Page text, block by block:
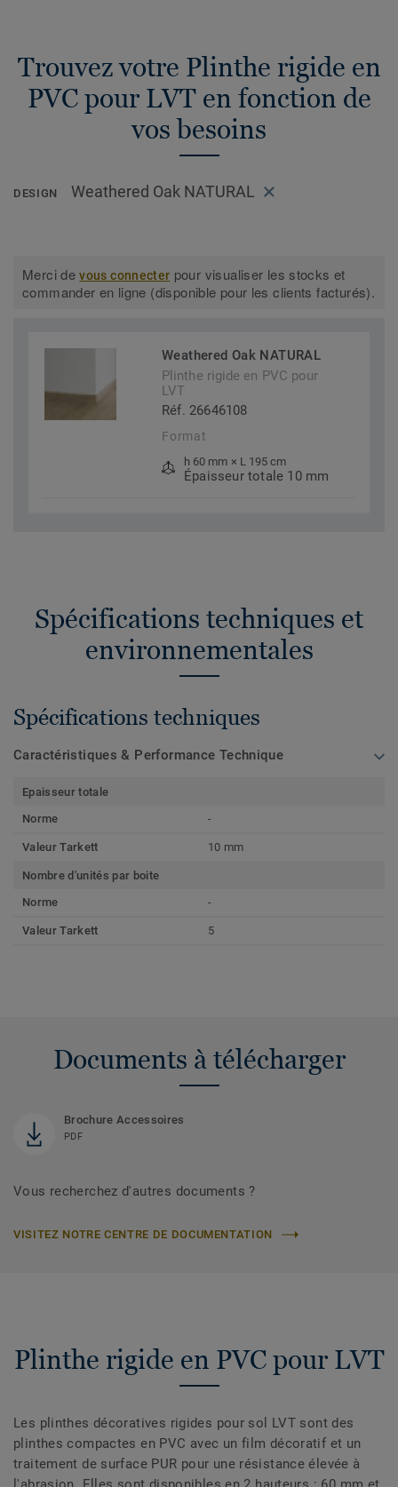
Trouvez votre Plinthe rigide en
PVC pour LVT en fonction de
vos besoins
DESIGN Weathered Oak NATURAL
Merci devous connecter pour visualiser les stocks et
commander en ligne (disponible pour les clients facturés).
Weathered Oak NATURAL
Plinthe rigide en PVC pour
LVT
Réf. 26646108
Format
h 60 mm × L 195 cm
Épaisseur totale 10 mm
Spécifications techniques et
environnementales
Spécifications techniques
Caractéristiques & Performance Technique
Epaisseur totale
Norme
-
Valeur Tarkett 10 mm
Nombre d'unités par boite
Norme
-
Valeur Tarkett 5
Documents à télécharger
Brochure Accessoires
PDF
Vous recherchez d'autres documents ?
VISITEZ NOTRE CENTRE DE DOCUMENTATION
Plinthe rigide en PVC pour LVT
Les plinthes décoratives rigides pour sol LVT sont des
plinthes compactes en PVC avec un film décoratif et un
traitement de surface PUR pour une résistance élevée à
l'abrasion. Elles sont disponibles en 2 hauteurs : 60 mm et